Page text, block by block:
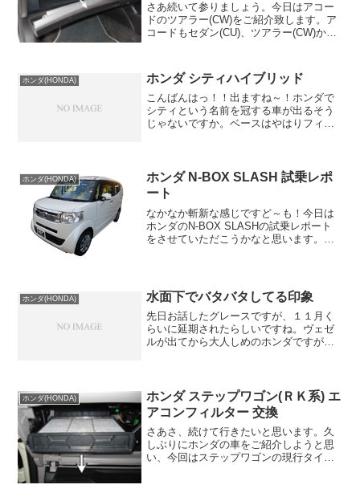
さあ続いて参りましょう。今日はアコー
ドのツアラー(CW)をご紹介致します。ア
コードもセダン(CU)、ツアラー(CW)から
なぁ、ホンダ。レジェンドやインスパイ
アが現行でな...
ホンダ(HONDA) ホンダ シティハイブリッド
こんばんはっ！！出ますね～！ホンダで
シティという名前を冠する車が出るそう
じゃないですか。ベースはやはりフィッ
は無いみたいですけど…。...
ホンダ(HONDA)
ホンダ N-BOX SLASH 試乗レポ
ート
なかなか斬新な感じですど～も！今日は
ホンダのN-BOX SLASHの試乗レポート
をさせていただこうかなと思います。本
ンジされてい...
ホンダ(HONDA) 水面下でバタバタしてる印象
先日お話したグレースですが、１１月く
らいに延期されたらしいですね。ヴェゼ
ルが出てから大人しめのホンダですが、
そう派に別れたって話を前...
ホンダ(HONDA)
ホンダ ステップワゴン(ＲＫ系) エ
アコンフィルター 交換
さあさ、続けて行きたいと思います。久
しぶりにホンダの車をご紹介しようと思
い、今回はステップワゴンの現行タイプ